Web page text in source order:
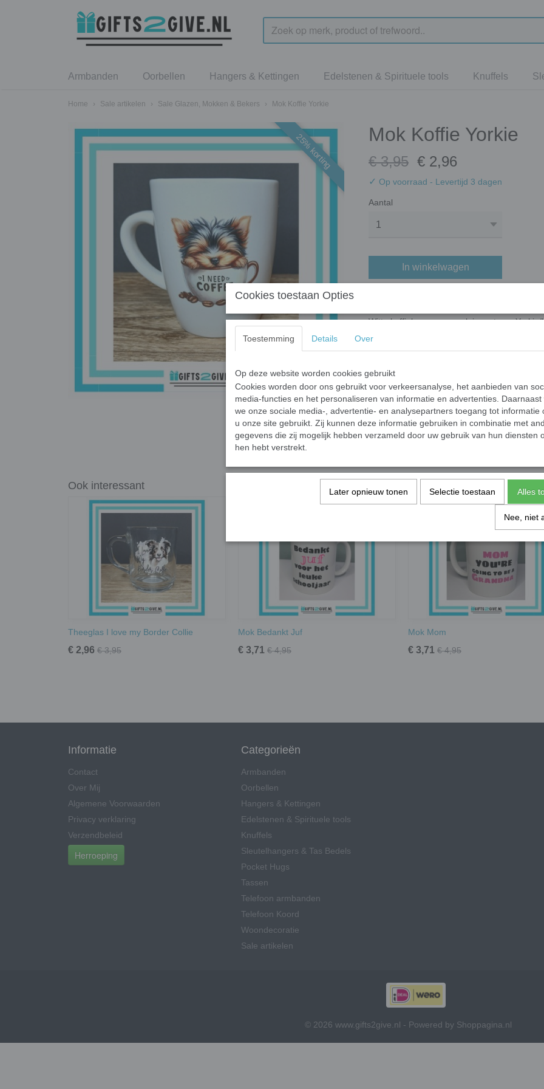
Armbanden Oorbellen Hangers & Kettingen Edelstenen & Spirituele tools Knuffels
Home › Sale artikelen › Sale Glazen, Mokken & Bekers › Mok Koffie Yorkie
25% korting Mok Koffie Yorkie
€ 3,95 € 2,96
✓ Op voorraad - Levertijd 3 dagen
Aantal
In winkelwagen
Witte koffiekop van porselein met een
Specificaties
Productcode
Productcode leverancier
Ook interessant
Theeglas I love my Border Collie
€ 2,96 € 3,95
Mok Bedankt Juf
€ 3,71 € 4,95
Mok Mom
€ 3,71 € 4,95
Informatie
Contact
Over Mij
Algemene Voorwaarden
Privacy verklaring
Verzendbeleid
Herroeping
Categorieën
Armbanden
Oorbellen
Hangers & Kettingen
Edelstenen & Spirituele tools
Knuffels
Sleutelhangers & Tas Bedels
Pocket Hugs
Tassen
Telefoon armbanden
Telefoon Koord
Woondecoratie
Sale artikelen
© 2026 www.gifts2give.nl - Powered by Shoppagina.nl
Cookies toestaan Opties
Toestemming Details Over
Op deze website worden cookies gebruikt
Cookies worden door ons gebruikt voor verkeersanalyse, het aanbieden van
media-functies en het personaliseren van informatie en advertenties. Daarnaast
we onze sociale media-, advertentie- en analysepartners toegang tot informatie
u onze site gebruikt. Zij kunnen deze informatie gebruiken in combinatie met
gegevens die zij mogelijk hebben verzameld door uw gebruik van hun diensten
hen hebt verstrekt.
Later opnieuw tonen Selectie toestaan Alles
Nee, niet